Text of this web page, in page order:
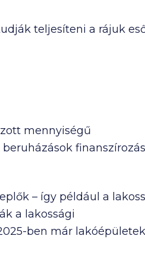
teljesíteni a rájuk
mennyiségű
– így például a
a lakossági
ben már lakóépületek